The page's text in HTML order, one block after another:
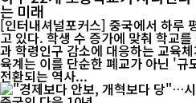
는 미래
[인터내셔널포커스] 중국에서 하루
고 있다. 학생 수 증가에 맞춰 학교
과 학령인구 감소에 대응하는 교육
육계는 이를 단순한 폐교가 아닌 '규
전환되는 역사...